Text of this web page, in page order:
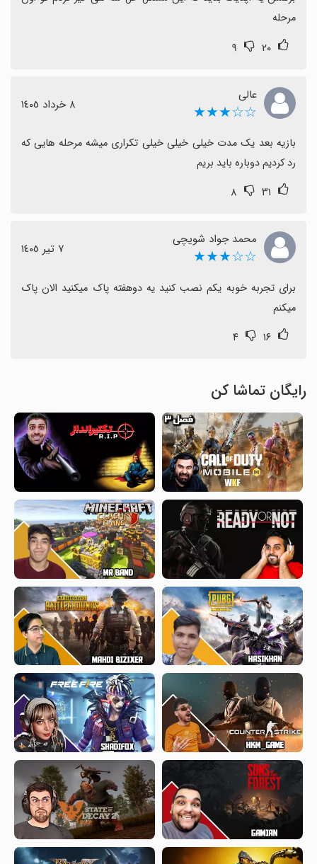
مرحله
۲۰ ۹
عالی
☆☆★★★ ٨ خرداد ١٤٠٥
رد کردیم دوباره باید بریم
۳۱ ۸
محمد جواد شویچی
☆☆★★★ ٧ تیر ١٤٠٥
میکنم
۱۶ ۴
رایگان تماشا کن